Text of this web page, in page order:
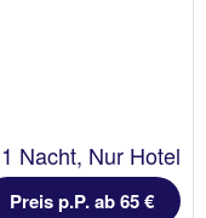
1 Nacht, Nur Hotel
Preis p.P. ab 65 €